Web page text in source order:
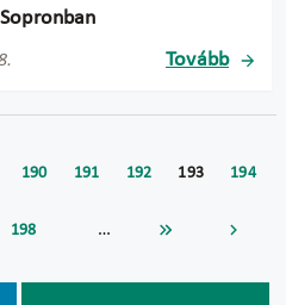
Tovább
190 191 192 193 194
198 …